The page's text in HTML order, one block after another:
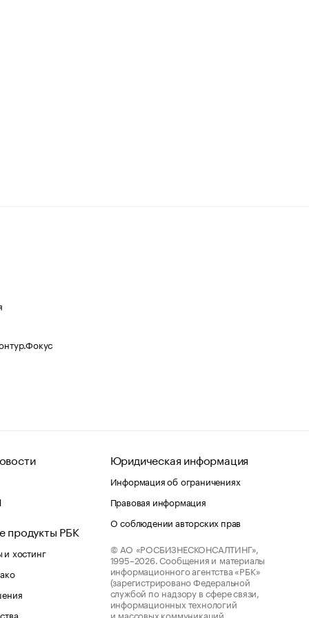
продукты РБК
хостинг
Юридическая информация
Информация об ограничениях
Правовая информация
О соблюдении авторских прав
© АО «РОСБИЗНЕСКОНСАЛТИНГ»,
1995–2026. Сообщения и материалы
информационного агентства «РБК»
(зарегистрировано Федеральной
службой по надзору в сфере связи,
информационных технологий
и массовых коммуникаций